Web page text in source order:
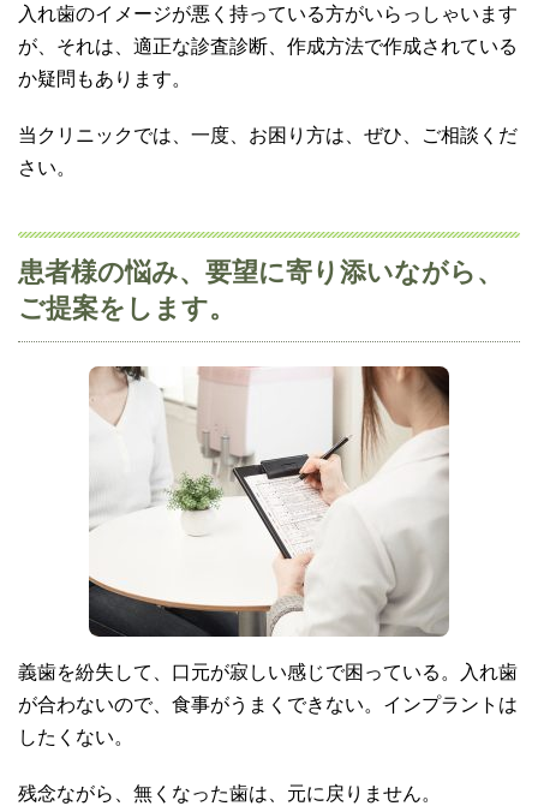
入れ歯のイメージが悪く持っている方がいらっしゃいます
が、それは、適正な診査診断、作成方法で作成されている
か疑問もあります。
当クリニックでは、一度、お困り方は、ぜひ、ご相談くだ
さい。
患者様の悩み、要望に寄り添いながら、
ご提案をします。
義歯を紛失して、口元が寂しい感じで困っている。入れ歯
が合わないので、食事がうまくできない。インプラントは
したくない。
残念ながら、無くなった歯は、元に戻りません。